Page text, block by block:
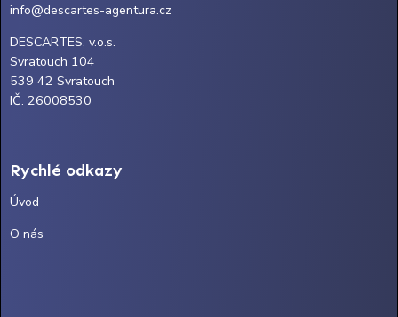
info@descartes-agentura.cz
DESCARTES, v.o.s.
Svratouch 104
539 42 Svratouch
IČ: 26008530
Rychlé odkazy
Úvod
O nás